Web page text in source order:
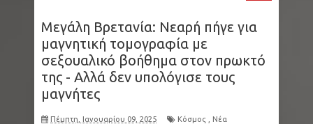
Μεγάλη Βρετανία: Νεαρή πήγε για
μαγνητική τομογραφία με
σεξουαλικό βοήθημα στον πρωκτό
της - Αλλά δεν υπολόγισε τους
μαγνήτες
Πέμπτη, Ιανουαρίου 09, 2025 Κόσμος Νέα